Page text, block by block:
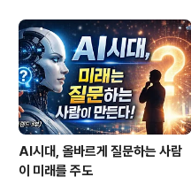
AI시대, 올바르게 질문하는 사람
이 미래를 주도